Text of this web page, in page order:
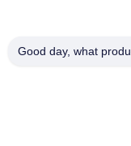
Good day, what